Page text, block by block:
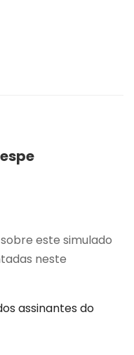
este simulado
neste
assinantes do